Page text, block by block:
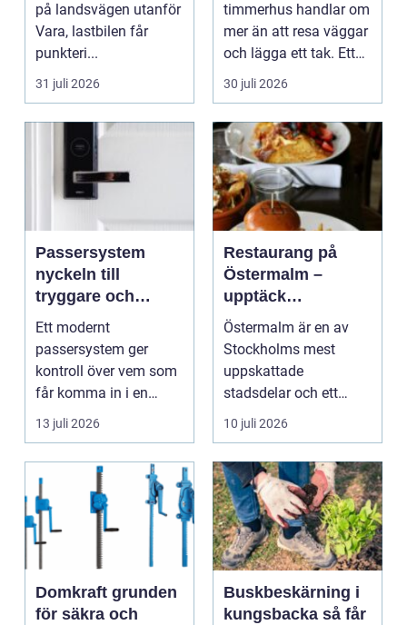
på landsvägen utanför
Vara, lastbilen får
punkteri...
31 juli 2026
timmerhus handlar om
mer än att resa väggar
och lägga ett tak. Ett
timmerhus är ett lå...
30 juli 2026
Passersystem
nyckeln till
tryggare och
smidigare tillträde
Ett modernt
passersystem ger
kontroll över vem som
får komma in i en
byggnad, när de får
komma in oc...
13 juli 2026
Restaurang på
Östermalm –
upptäck
matupplevelser i
en av Stockholms
mest attraktiva
stadsdelar
Östermalm är en av
Stockholms mest
uppskattade
stadsdelar och ett
självklart val f&ou...
10 juli 2026
Domkraft grunden
för säkra och
Buskbeskärning i
kungsbacka så får